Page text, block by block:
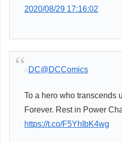
2020/08/29 17:16:02
DC@DCComics
To a hero who transcends
Forever. Rest in Power
https://t.co/F5YhIbK4wg